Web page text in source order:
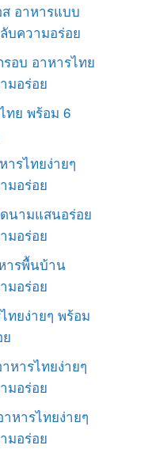
อาหารแบบ
บความอร่อย
อบ อาหารไทย
มอร่อย
ทย พร้อม 6
ารไทยง่ายๆ
มอร่อย
ดนามแสนอร่อย
มอร่อย
ารพื้นบ้าน
มอร่อย
ทยง่ายๆ พร้อม
หารไทยง่ายๆ
มอร่อย
หารไทยง่ายๆ
มอร่อย